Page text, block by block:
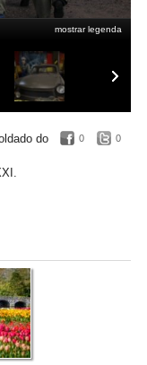
mostrar legenda
0 0
do